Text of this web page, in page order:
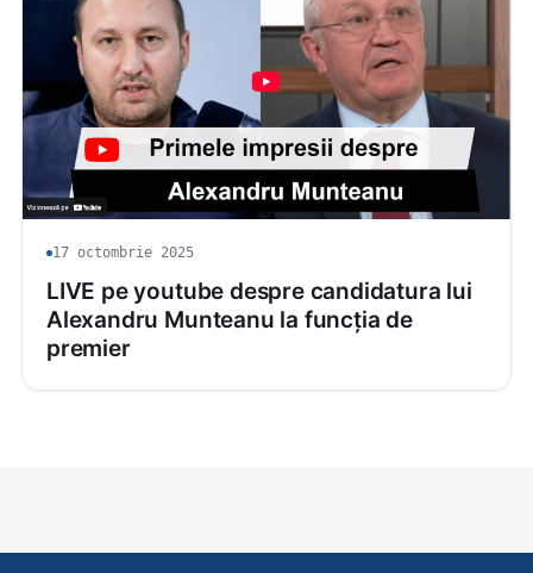
17 octombrie 2025
LIVE pe youtube despre candidatura lui
Alexandru Munteanu la funcția de
premier